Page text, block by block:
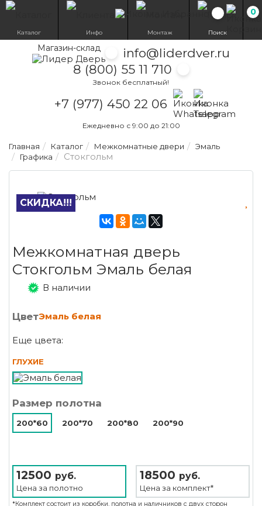
Магазин-склад
info@liderdver.ru
8 (800) 55 11 710
Звонок бесплатный!
+7 (977) 450 22 06
Написать на
Написать на
Ежедневно с 9:00 до 21:00
0
Каталог Инфо Монтаж Поиск
Главная Каталог Межкомнатные двери
Эмаль
Графика
Стокгольм
СКИДКА!!!
Межкомнатная дверь
Стокгольм Эмаль белая
В наличии
ЦветЭмаль белая
Еще цвета:
ГЛУХИЕ
Размер полотна
200*60 200*70 200*80 200*90
12500 руб.
Цена за полотно
18500 руб.
Цена за комплект*
*Комплект состоит из коробки, полотна и наличников с двух сторон